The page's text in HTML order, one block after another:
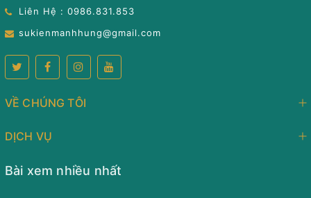
Liên Hệ : 0986.831.853
sukienmanhhung@gmail.com
VỀ CHÚNG TÔI
DỊCH VỤ
Bài xem nhiều nhất